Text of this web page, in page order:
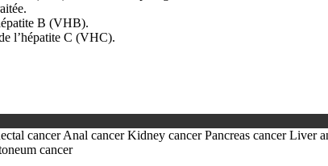
B (VHB).
l’hépatite C (VHC).
cancerAnal cancerKidney cancerPancreas cancerLiver
cancer